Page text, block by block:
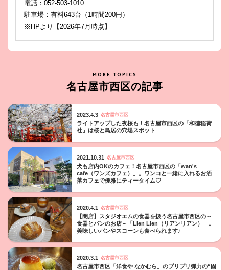
電話：052-503-1010
駐車場：有料643台（1時間200円）
※HPより【2026年7月時点】
MORE TOPICS
名古屋市西区の記事
2023.4.3 名古屋市西区
ライトアップした夜桜も！名古屋市西区の「和徳稲荷
社」は桜と鳥居の穴場スポット
2021.10.31 名古屋市西区
犬も店内OKのカフェ！名古屋市西区の「wan's
cafe（ワンズカフェ）」。ワンコと一緒に入れるお洒
落カフェで優雅にティータイム♡
2020.4.1 名古屋市西区
【閉店】スタジオエムの食器を扱う名古屋市西区の～
食器とパンのお店～「Lien Lien（リアンリアン）」。
美味しいパンやスコーンも食べられます♪
2020.3.1 名古屋市西区
名古屋市西区「洋食や なかむら」のプリプリ弾力の“固